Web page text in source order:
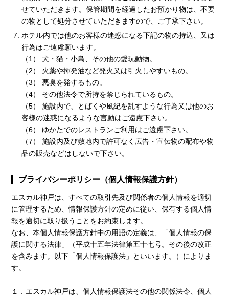
せていただきます。保管期間を経過したお預かり物は、不要
の物として処分させていただきますので、ご了承下さい。
ホテル内では他のお客様の迷惑になる下記の物の持込、又は
行為はご遠慮願います。
（1） 犬・猫・小鳥、その他の愛玩動物。
（2） 火薬や揮発油など発火又は引火しやすいもの。
（3） 悪臭を発するもの。
（4） その他法令で所持を禁じられているもの。
（5） 施設内で、とばくや風紀を乱すような行為又は他のお
客様の迷惑になるような言動はご遠慮下さい。
（6） ゆかたでのレストランご利用はご遠慮下さい。
（7） 施設内及び敷地内で許可なく広告・宣伝物の配布や物
品の販売などはしないで下さい。
プライバシーポリシー（個人情報保護方針）
エスカル神戸は、すべての取引先及び関係者の個人情報を適切
に管理するため、情報保護方針の定めに従い、保有する個人情
報を適切に取り扱うことをお約束します。
なお、本個人情報保護方針中の用語の定義は、「個人情報の保
護に関する法律」（平成十五年法律第五十七号。その後の改正
を含みます。以下「個人情報保護法」といいます。）によりま
す。
１．エスカル神戸は、個人情報保護法その他の関係法令、個人